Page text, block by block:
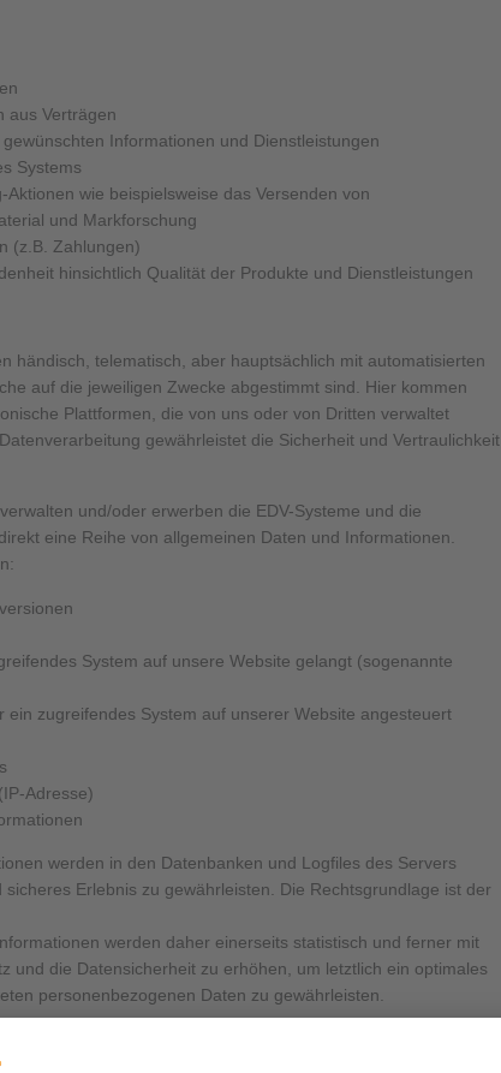
aus Verträgen
Informationen und Dienstleistungen
Systems
wie beispielsweise das Versenden von
und Markforschung
(z.B. Zahlungen)
hinsichtlich Qualität der Produkte und Dienstleistungen
händisch, telematisch, aber hauptsächlich mit automatisierten
auf die jeweiligen Zwecke abgestimmt sind. Hier kommen
Plattformen, die von uns oder von Dritten verwaltet
gewährleistet die Sicherheit und Vertraulichkeit
und/oder erwerben die EDV-Systeme und die
eine Reihe von allgemeinen Daten und Informationen.
System auf unsere Website gelangt (sogenannte
ein zugreifendes System auf unserer Website angesteuert
Adresse)
werden in den Datenbanken und Logfiles des Servers
Erlebnis zu gewährleisten. Die Rechtsgrundlage ist der
werden daher einerseits statistisch und ferner mit
und die Datensicherheit zu erhöhen, um letztlich ein optimales
personenbezogenen Daten zu gewährleisten.